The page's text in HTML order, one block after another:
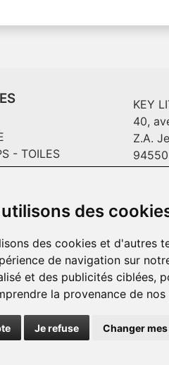
des
des cookies et d'autres
de navigation sur
et des publicités ciblées,
la provenance de nos
Je refuse Changer
- TOILES
ET
KEY
40,
Z.A.
9h-
© 2026